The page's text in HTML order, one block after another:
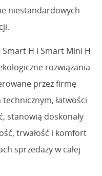
niestandardowych
H i Smart Mini H
rozwiązania
przez firmę
łatwości
stanowią doskonały
trwałość i komfort
sprzedaży w całej